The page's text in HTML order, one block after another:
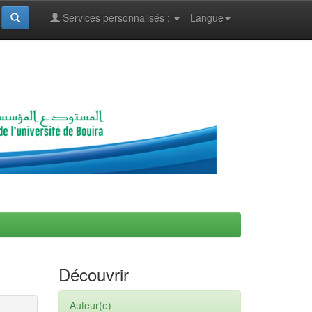
Langue
Services personnalisés :
Découvrir
Auteur(e)